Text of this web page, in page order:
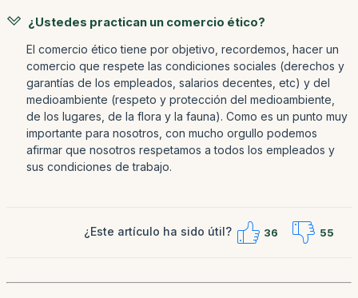
¿Ustedes practican un comercio ético?
El comercio ético tiene por objetivo, recordemos, hacer un
comercio que respete las condiciones sociales (derechos y
garantías de los empleados, salarios decentes, etc) y del
medioambiente (respeto y protección del medioambiente,
de los lugares, de la flora y la fauna). Como es un punto muy
importante para nosotros, con mucho orgullo podemos
afirmar que nosotros respetamos a todos los empleados y
sus condiciones de trabajo.
¿Este artículo ha sido útil? 36 55